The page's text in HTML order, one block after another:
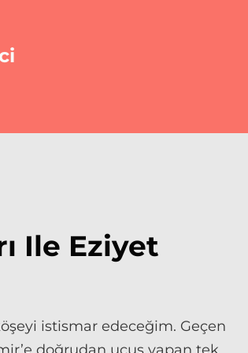
Ile Eziyet
istismar edeceğim. Geçen